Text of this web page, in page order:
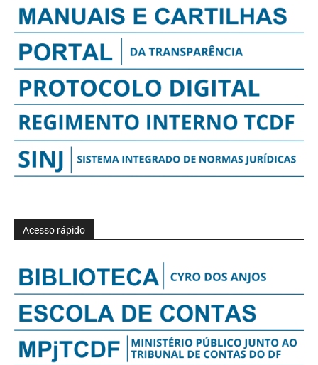
Acesso rápido